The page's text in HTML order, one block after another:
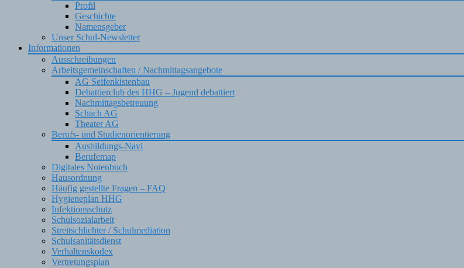
Profil
Geschichte
Namensgeber
Unser Schul-Newsletter
Informationen
Ausschreibungen
Arbeitsgemeinschaften / Nachmittagsangebote
AG Seifenkistenbau
Debattierclub des HHG – Jugend debattiert
Nachmittagsbetreuung
Schach AG
Theater AG
Berufs- und Studienorientierung
Ausbildungs-Navi
Berufemap
Digitales Notenbuch
Hausordnung
Häufig gestellte Fragen – FAQ
Hygieneplan HHG
Infektionsschutz
Schulsozialarbeit
Streitschlichter / Schulmediation
Schulsanitätsdienst
Verhaltenskodex
Vertretungsplan